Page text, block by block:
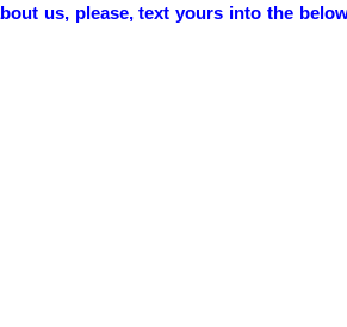
us, please, text yours into the